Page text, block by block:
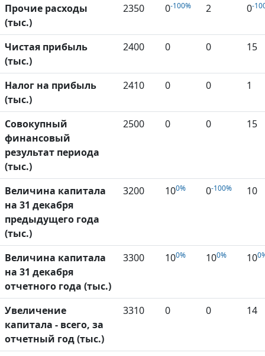
Прочие расходы
(тыс.)
2350 0-100% 2 0-
Чистая прибыль
(тыс.)
2400 0 0 15
Налог на прибыль
(тыс.)
2410 0 0 1
Совокупный
финансовый
результат периода
(тыс.)
2500 0 0 15
Величина капитала
на 31 декабря
предыдущего года
(тыс.)
3200 100% 0-100% 10
Величина капитала
на 31 декабря
отчетного года (тыс.)
3300 100% 100% 10
Увеличение
капитала - всего, за
отчетный год (тыс.)
3310 0 0 14